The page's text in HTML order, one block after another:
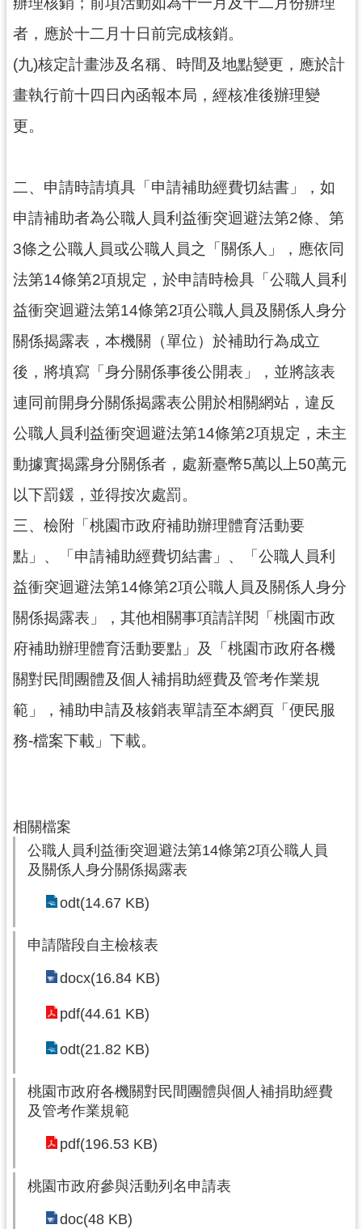
網
站
資
料
放
宣
趣
總
園
a
c
e
b
o
o
趣
總
園
影
音
頻
者，應於十二月十日前完成核銷。
(九)核定計畫涉及名稱、時間及地點變更，應於計
畫執行前十四日內函報本局，經核准後辦理變
更。
二、申請時請填具「申請補助經費切結書」，如
申請補助者為公職人員利益衝突迴避法第2條、第
3條之公職人員或公職人員之「關係人」，應依同
法第14條第2項規定，於申請時檢具「公職人員利
益衝突迴避法第14條第2項公職人員及關係人身分
關係揭露表，本機關（單位）於補助行為成立
後，將填寫「身分關係事後公開表」，並將該表
連同前開身分關係揭露表公開於相關網站，違反
公職人員利益衝突迴避法第14條第2項規定，未主
動據實揭露身分關係者，處新臺幣5萬以上50萬元
以下罰鍰，並得按次處罰。
三、檢附「桃園市政府補助辦理體育活動要
點」、「申請補助經費切結書」、「公職人員利
益衝突迴避法第14條第2項公職人員及關係人身分
關係揭露表」，其他相關事項請詳閱「桃園市政
府補助辦理體育活動要點」及「桃園市政府各機
關對民間團體及個人補捐助經費及管考作業規
範」，補助申請及核銷表單請至本網頁「便民服
務-檔案下載」下載。
相關檔案
公職人員利益衝突迴避法第14條第2項公職人員
及關係人身分關係揭露表
odt(14.67 KB)
申請階段自主檢核表
docx(16.84 KB)
pdf(44.61 KB)
odt(21.82 KB)
桃園市政府各機關對民間團體與個人補捐助經費
及管考作業規範
pdf(196.53 KB)
桃園市政府參與活動列名申請表
doc(48 KB)